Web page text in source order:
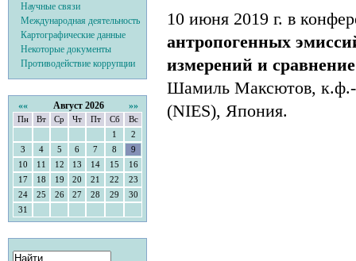
10 июня 2019 г. в
антропогенных
измерений и
Шамиль Максютов, к.ф.-
(NIES), Япония.
Научные связи
Международная деятельность
Картографические данные
Некоторые документы
Противодействие коррупции
«« Август 2026 »»
Пн Вт Ср Чт Пт Сб
Вс
1
2
3
4 5 6 7 8
9
10
11 12 13 14 15
16
17
18 19 20 21 22
23
24
25 26 27 28 29
30
31